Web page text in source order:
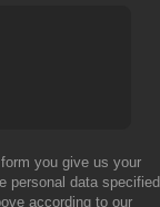
you give us your
personal data specified
according to our